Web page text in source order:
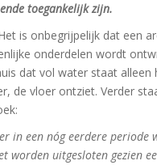
toegankelijk zijn.
is onbegrijpelijk dat een
onderdelen wordt
dat vol water staat alleen
de vloer ontziet. Verder
in een nóg eerdere periode
worden uitgesloten gezien